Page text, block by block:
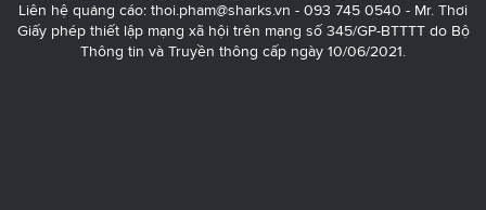
Liên hệ quảng cáo: thoi.pham@sharks.vn - 093 745 0540 - Mr. Thơi
Giấy phép thiết lập mạng xã hội trên mạng số 345/GP-BTTTT do Bộ
Thông tin và Truyền thông cấp ngày 10/06/2021.